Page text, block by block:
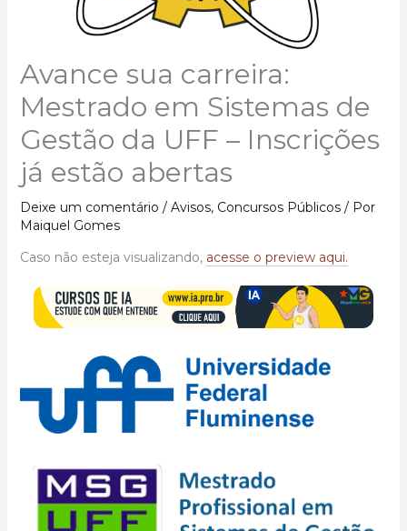
Avance sua carreira:
Mestrado em Sistemas de
Gestão da UFF – Inscrições
já estão abertas
Deixe um comentário / Avisos, Concursos Públicos/ Por
Maiquel Gomes
Caso não esteja visualizando, acesse o preview aqui.